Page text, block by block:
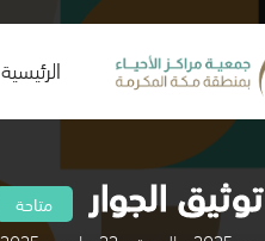
الرئيسية
(current)
الجوار متاحة